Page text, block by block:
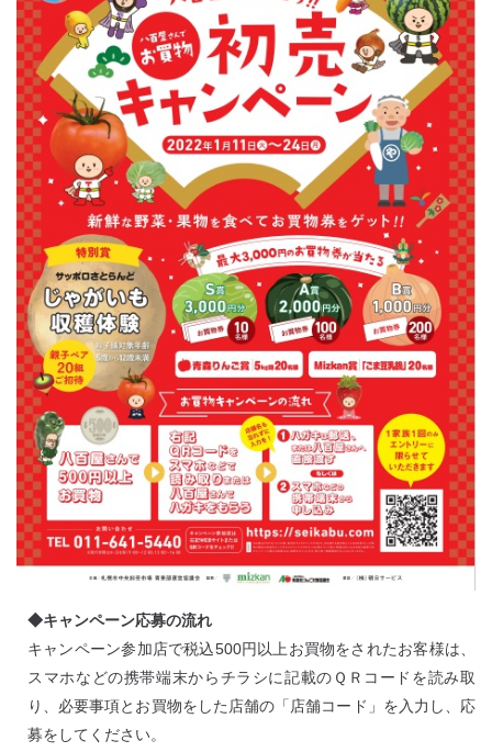
◆キャンペーン応募の流れ
キャンペーン参加店で税込500円以上お買物をされたお客様は、
スマホなどの携帯端末からチラシに記載のＱＲコードを読み取
り、必要事項とお買物をした店舗の「店舗コード」を入力し、応
募をしてください。